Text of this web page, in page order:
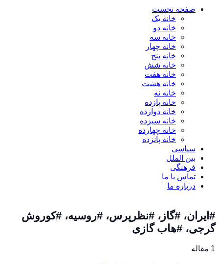
صفحه نخست
خانه یک
خانه دو
خانه سه
خانه چهار
خانه پنج
خانه شش
خانه هفت
خانه هشت
خانه نه
خانه یازده
خانه دوازده
خانه سیزده
خانه چهارده
خانه پانزده
سیاسی
بین الملل
فرهنگی
تماس با ما
درباره ما
#ایران، #گاز، #نظرپرس، #روسیه، #کوروش
گرجی، #هاب گازی
1 مقاله